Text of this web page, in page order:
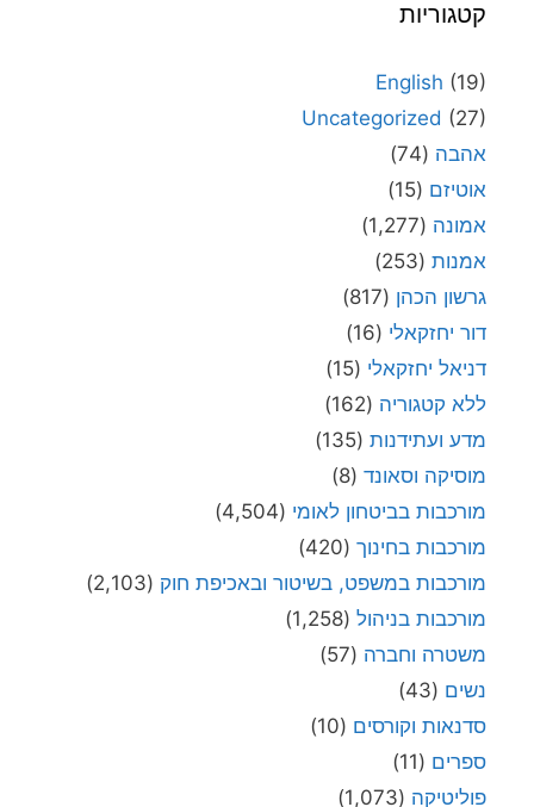
קטגוריות
English (19)
Uncategorized (27)
אהבה (74)
אוטיזם (15)
אמונה (1,277)
אמנות (253)
גרשון הכהן (817)
דור יחזקאלי (16)
דניאל יחזקאלי (15)
ללא קטגוריה (162)
מדע ועתידנות (135)
מוסיקה וסאונד (8)
מורכבות בביטחון לאומי (4,504)
מורכבות בחינוך (420)
מורכבות במשפט, בשיטור ובאכיפת חוק (2,103)
מורכבות בניהול (1,258)
משטרה וחברה (57)
נשים (43)
סדנאות וקורסים (10)
ספרים (11)
פוליטיקה (1,073)